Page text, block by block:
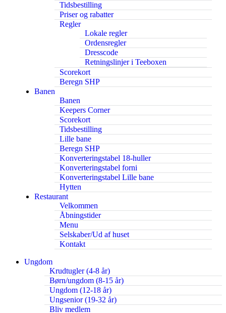
Tidsbestilling
Priser og rabatter
Regler
Lokale regler
Ordensregler
Dresscode
Retningslinjer i Teeboxen
Scorekort
Beregn SHP
Banen
Banen
Keepers Corner
Scorekort
Tidsbestilling
Lille bane
Beregn SHP
Konverteringstabel 18-huller
Konverteringstabel forni
Konverteringstabel Lille bane
Hytten
Restaurant
Velkommen
Åbningstider
Menu
Selskaber/Ud af huset
Kontakt
Ungdom
Krudtugler (4-8 år)
Børn/ungdom (8-15 år)
Ungdom (12-18 år)
Ungsenior (19-32 år)
Bliv medlem